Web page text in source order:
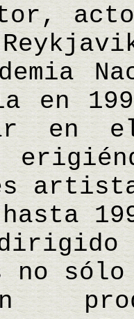
actor
en
en el
no